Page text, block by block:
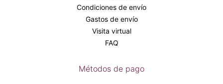
Condiciones de envío
Gastos de envío
Visita virtual
FAQ
Métodos de pago